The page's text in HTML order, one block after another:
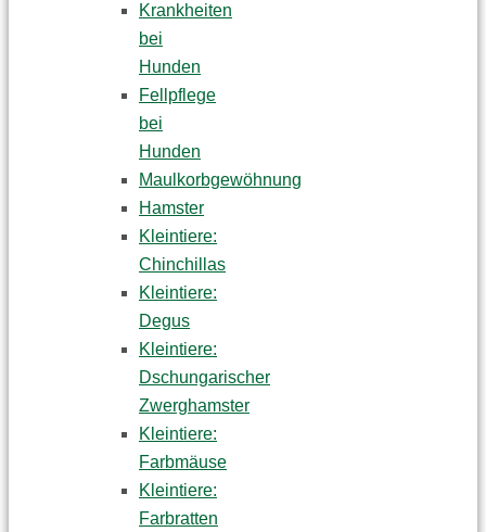
Krankheiten
bei
Hunden
Fellpflege
bei
Hunden
Maulkorbgewöhnung
Hamster
Kleintiere:
Chinchillas
Kleintiere:
Degus
Kleintiere:
Dschungarischer
Zwerghamster
Kleintiere:
Farbmäuse
Kleintiere:
Farbratten